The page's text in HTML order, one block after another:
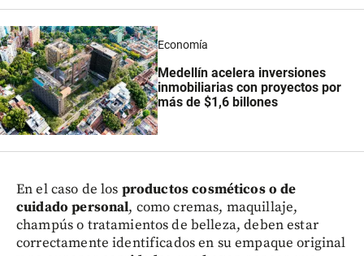
Economía
Medellín acelera inversiones
inmobiliarias con proyectos por
más de $1,6 billones
En el caso de los productos cosméticos o de
cuidado personal, como cremas, maquillaje,
champús o tratamientos de belleza, deben estar
correctamente identificados en su empaque original